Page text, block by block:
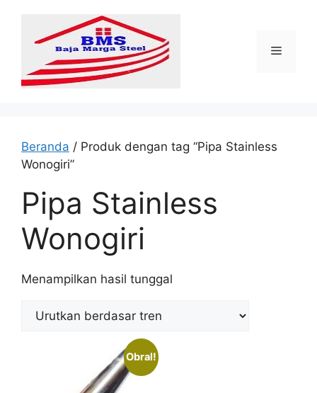
Menu
Beranda / Produk dengan tag “Pipa Stainless
Wonogiri”
Pipa Stainless
Wonogiri
Menampilkan hasil tunggal
Obral!